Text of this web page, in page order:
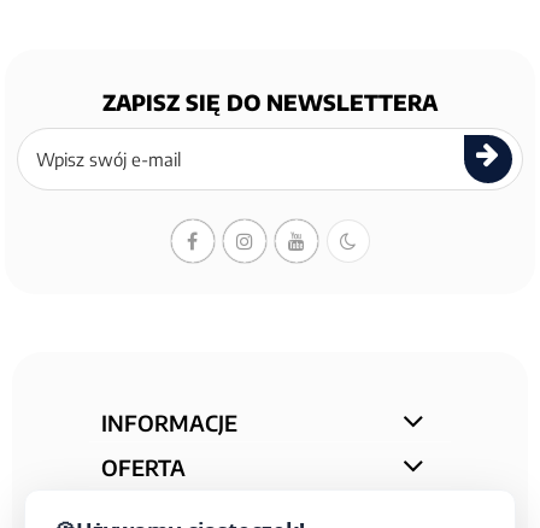
ZAPISZ SIĘ DO NEWSLETTERA
Zapisz
się
newslettera
INFORMACJE
OFERTA